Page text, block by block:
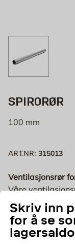
Skriv inn
for å se
lagersaldo
SPIRORØR
100 mm
ART.NR: 315013
Ventilasjonsrør
Våre
sikker
Systemets
med
overganger.
Vis mer
Velg butikk